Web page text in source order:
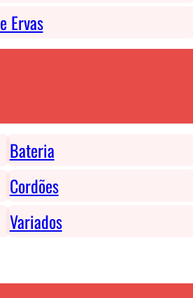
Ervas
Bateria
Cordões
Variados